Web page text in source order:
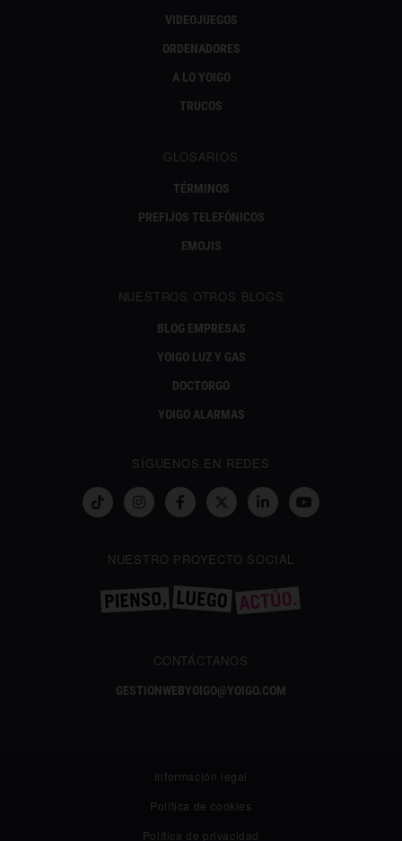
VIDEOJUEGOS
ORDENADORES
A LO YOIGO
TRUCOS
GLOSARIOS
TÉRMINOS
PREFIJOS TELEFÓNICOS
EMOJIS
NUESTROS OTROS BLOGS
BLOG EMPRESAS
YOIGO LUZ Y GAS
DOCTORGO
YOIGO ALARMAS
SÍGUENOS EN REDES
NUESTRO PROYECTO SOCIAL
CONTÁCTANOS
GESTIONWEBYOIGO@YOIGO.COM
Información legal
Política de cookies
Política de privacidad